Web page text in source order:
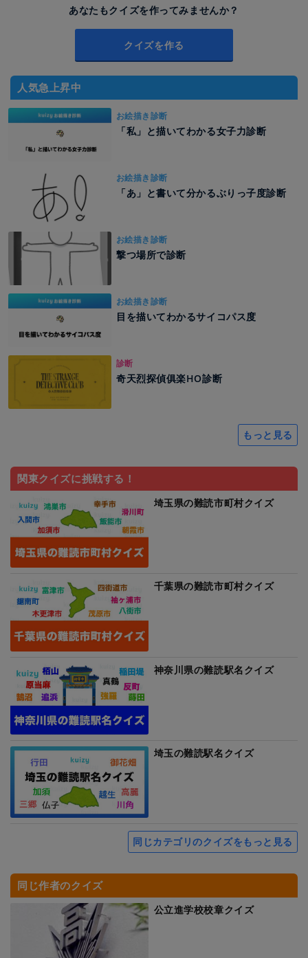
あなたもクイズを作ってみませんか？
クイズを作る
人気急上昇中
お絵描き診断
「私」と描いてわかる女子力診断
お絵描き診断
「あ」と書いて分かるぶりっ子度診断
お絵描き診断
撃つ場所で診断
お絵描き診断
目を描いてわかるサイコパス度
診断
奇天烈探偵俱楽HO診断
もっと見る
関東クイズに挑戦する！
埼玉県の難読市町村クイズ
千葉県の難読市町村クイズ
神奈川県の難読駅名クイズ
埼玉の難読駅名クイズ
同じカテゴリのクイズをもっと見る
同じ作者のクイズ
公立進学校校章クイズ